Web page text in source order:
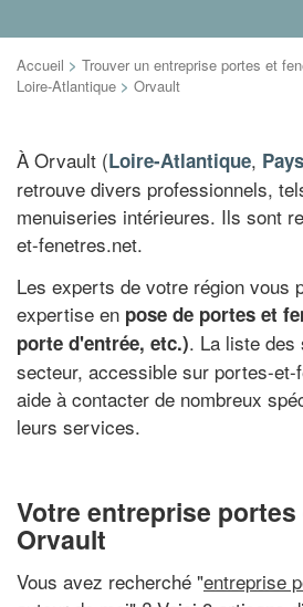
Accueil > Trouver un entreprise portes et
Loire-Atlantique > Orvault
À Orvault (Loire-Atlantique,
retrouve divers professionnels,
menuiseries intérieures. Ils sont
et-fenetres.net.
Les experts de votre région vous
expertise en pose de portes et
porte d'entrée, etc.). La liste
secteur, accessible sur portes-et-
aide à contacter de nombreux
leurs services.
Votre entreprise
Orvault
Vous avez recherché "entreprise